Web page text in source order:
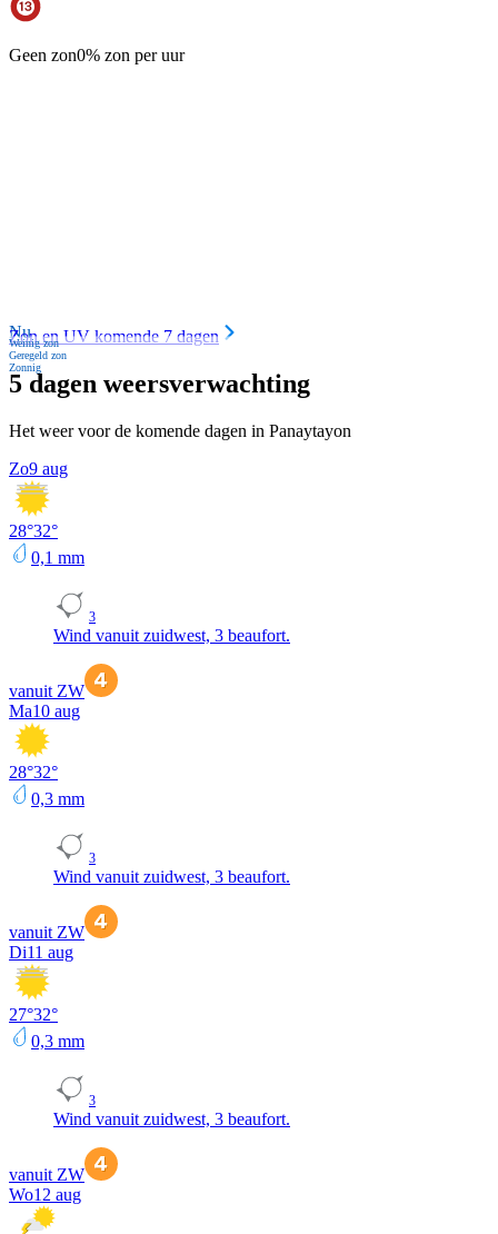
Geen zon0% zon per uur
Nu
Weinig zon
Geregeld zon
Zonnig
Zon en UV komende 7 dagen
5 dagen weersverwachting
Het weer voor de komende dagen in Panaytayon
Zo9 aug
28°32°
0,1 mm
3
Wind vanuit zuidwest, 3 beaufort.
vanuit ZW
Ma10 aug
28°32°
0,3 mm
3
Wind vanuit zuidwest, 3 beaufort.
vanuit ZW
Di11 aug
27°32°
0,3 mm
3
Wind vanuit zuidwest, 3 beaufort.
vanuit ZW
Wo12 aug